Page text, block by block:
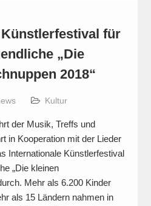
für
„Die
2018“
Kultur
der Musik, Treffs und
in Kooperation mit der Lieder
Internationale Künstlerfestival
„Die kleinen
Mehr als 6.200 Kinder
als 15 Ländern nahmen in